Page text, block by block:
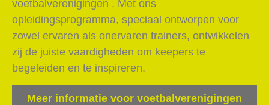
voetbalverenigingen . Met ons
opleidingsprogramma, speciaal ontworpen voor
zowel ervaren als onervaren trainers, ontwikkelen
zij de juiste vaardigheden om keepers te
begeleiden en te inspireren.
Meer informatie voor voetbalverenigingen